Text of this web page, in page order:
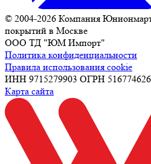
© 2004-2026 Компания
покрытий в Москве
ООО ТД "ЮМ Импорт"
Политика конфиденциальности
Правила использования cookie
ИНН 9715279903 ОГРН
Карта сайта